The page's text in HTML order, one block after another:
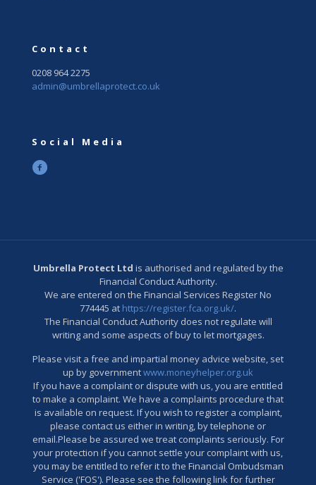
Contact
0208 964 2275
admin@umbrellaprotect.co.uk
Social Media
Umbrella Protect Ltd is authorised and regulated by the
Financial Conduct Authority.
We are entered on the Financial Services Register No
774445 at https://register.fca.org.uk/.
The Financial Conduct Authority does not regulate will
writing and some aspects of buy to let mortgages.
Please visit a free and impartial money advice website, set
up by governmentwww.moneyhelper.org.uk
If you have a complaint or dispute with us, you are entitled
to make a complaint. We have a complaints procedure that
is available on request. If you wish to register a complaint,
please contact us either in writing, by telephone or
email.Please be assured we treat complaints seriously. For
your protection if you cannot settle your complaint with us,
you may be entitled to refer it to the Financial Ombudsman
Service ('FOS'). Please see the following link for further